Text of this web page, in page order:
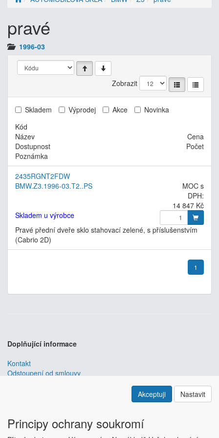
pravé
1996-03
Zobrazit
Skladem Výprodej Akce
Novinka
Kód
Název
Cena
Dostupnost
Počet
Poznámka
2435RGNT2FDW
BMW.Z3.1996-03.T2..PS
MOC s
DPH:
14 847 Kč
Skladem u výrobce
Pravé přední dveře sklo stahovací zelené, s příslušenstvím
(Cabrio 2D)
1
Doplňující informace
Kontakt
Odstoupení od smlouvy
je nejlepším řešením e-commerce pro informační
ESHOP dodáváme předpřipravený s uživatelsky příjemnou
Akceptuji Nastavit
Principy ochrany soukromí